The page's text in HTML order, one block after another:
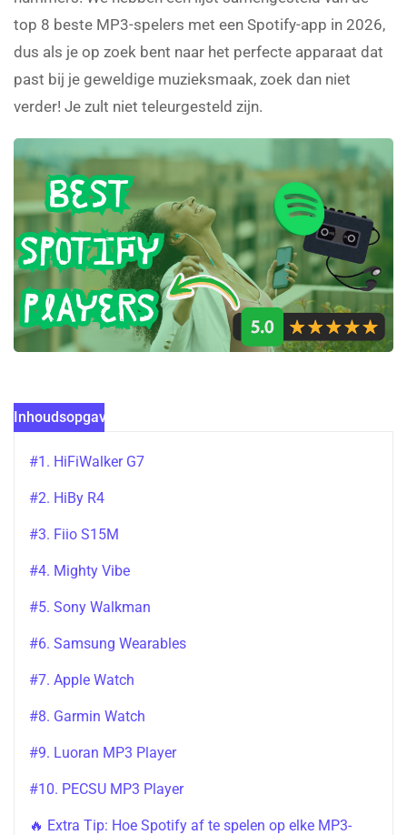
top 8 beste MP3-spelers met een Spotify-app in 2026,
dus als je op zoek bent naar het perfecte apparaat dat
past bij je geweldige muzieksmaak, zoek dan niet
verder! Je zult niet teleurgesteld zijn.
Inhoudsopgave
#1. HiFiWalker G7
#2. HiBy R4
#3. Fiio S15M
#4. Mighty Vibe
#5. Sony Walkman
#6. Samsung Wearables
#7. Apple Watch
#8. Garmin Watch
#9. Luoran MP3 Player
#10. PECSU MP3 Player
🔥 Extra Tip: Hoe Spotify af te spelen op elke MP3-